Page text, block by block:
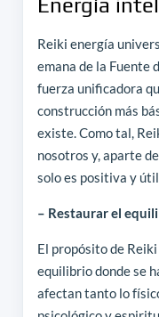
Energía
Reiki energía
emana de la Fuente
fuerza unificadora
construcción más
existe. Como tal,
nosotros y, aparte
solo es positiva y
– Restaurar el
El propósito de
equilibrio donde se
afectan tanto lo